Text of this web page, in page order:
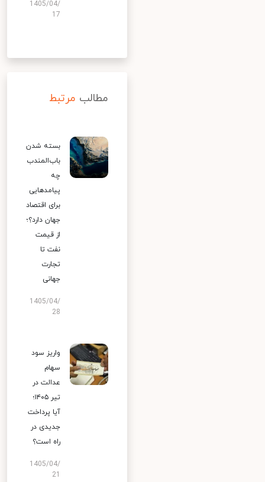
1405/04/
17
مطالب مرتبط
بسته شدن
باب‌المندب
چه
پیامدهایی
برای اقتصاد
جهان دارد؟؛
از قیمت
نفت تا
تجارت
جهانی
1405/04/
28
واریز سود
سهام
عدالت در
تیر ۱۴۰۵؛
آیا پرداخت
جدیدی در
راه است؟
1405/04/